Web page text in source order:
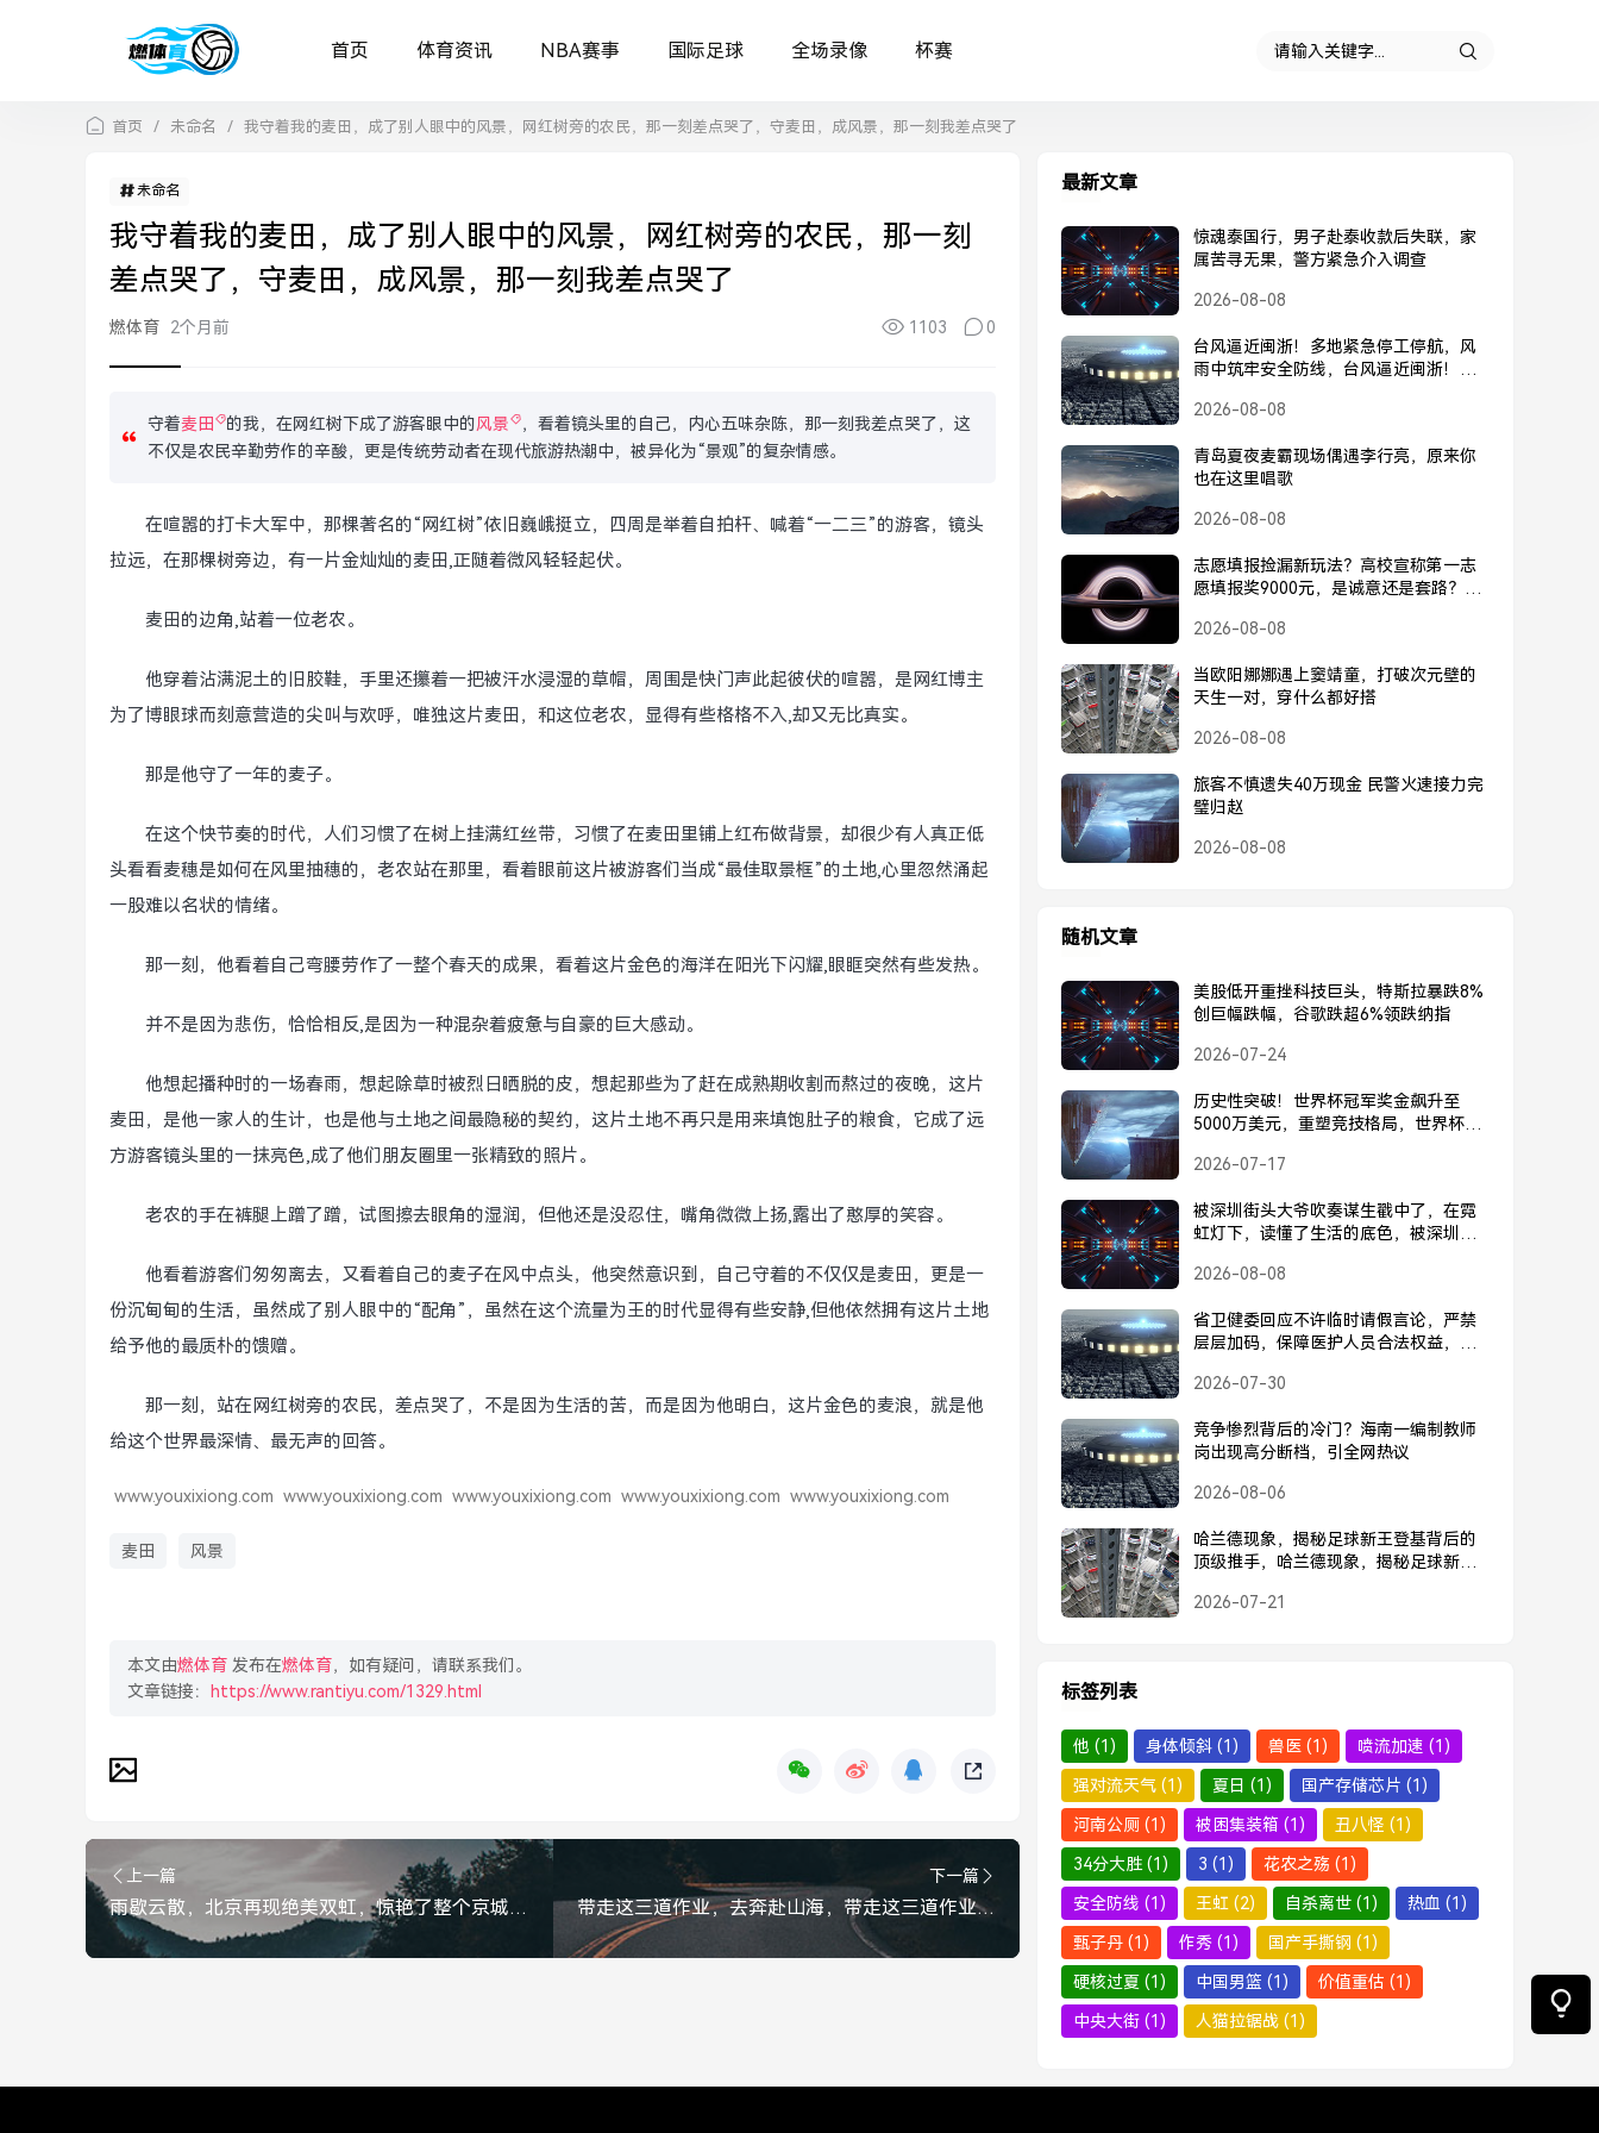
首页 体育资讯 NBA赛事 国际足球 全场录像 杯赛
首页 / 未命名 / 我守着我的麦田，成了别人眼中的风景，网红树旁的农民，那一刻差点哭了，守麦田，成风景，那一刻我差点哭了
未命名
我守着我的麦田，成了别人眼中的风景，网红树旁的农民，那一刻
差点哭了，守麦田，成风景，那一刻我差点哭了
燃体育 2个月前 1103 0
守着麦田 的我，在网红树下成了游客眼中的风景
，看着镜头里的自己，内心五味杂陈，那一刻我差点哭了，这
不仅是农民辛勤劳作的辛酸，更是传统劳动者在现代旅游热潮中，被异化为“景观”的复杂情感。
在喧嚣的打卡大军中，那棵著名的“网红树”依旧巍峨挺立，四周是举着自拍杆、喊着“一二三”的游客，镜头
拉远，在那棵树旁边，有一片金灿灿的麦田,正随着微风轻轻起伏。
麦田的边角,站着一位老农。
他穿着沾满泥土的旧胶鞋，手里还攥着一把被汗水浸湿的草帽，周围是快门声此起彼伏的喧嚣，是网红博主
为了博眼球而刻意营造的尖叫与欢呼，唯独这片麦田，和这位老农，显得有些格格不入,却又无比真实。
那是他守了一年的麦子。
在这个快节奏的时代，人们习惯了在树上挂满红丝带，习惯了在麦田里铺上红布做背景，却很少有人真正低
头看看麦穗是如何在风里抽穗的，老农站在那里，看着眼前这片被游客们当成“最佳取景框”的土地,心里忽然涌起
一股难以名状的情绪。
那一刻，他看着自己弯腰劳作了一整个春天的成果，看着这片金色的海洋在阳光下闪耀,眼眶突然有些发热。
并不是因为悲伤，恰恰相反,是因为一种混杂着疲惫与自豪的巨大感动。
他想起播种时的一场春雨，想起除草时被烈日晒脱的皮，想起那些为了赶在成熟期收割而熬过的夜晚，这片
麦田，是他一家人的生计，也是他与土地之间最隐秘的契约，这片土地不再只是用来填饱肚子的粮食，它成了远
方游客镜头里的一抹亮色,成了他们朋友圈里一张精致的照片。
老农的手在裤腿上蹭了蹭，试图擦去眼角的湿润，但他还是没忍住，嘴角微微上扬,露出了憨厚的笑容。
他看着游客们匆匆离去，又看着自己的麦子在风中点头，他突然意识到，自己守着的不仅仅是麦田，更是一
份沉甸甸的生活，虽然成了别人眼中的“配角”，虽然在这个流量为王的时代显得有些安静,但他依然拥有这片土地
给予他的最质朴的馈赠。
那一刻，站在网红树旁的农民，差点哭了，不是因为生活的苦，而是因为他明白，这片金色的麦浪，就是他
给这个世界最深情、最无声的回答。
www.youxixiong.com www.youxixiong.com www.youxixiong.com www.youxixiong.com www.youxixiong.com
麦田 风景
本文由燃体育 发布在燃体育，如有疑问，请联系我们。
文章链接：
https://www.rantiyu.com/1329.html
上一篇
雨歇云散，北京再现绝美双虹，惊艳了整个京城，雨歇云散，北京再现绝美双虹惊艳全城
下一篇
带走这三道作业，去奔赴山海，带走这三道作业，去奔赴山海
最新文章
惊魂泰国行，男子赴泰收款后失联，家
属苦寻无果，警方紧急介入调查
2026-08-08
台风逼近闽浙！多地紧急停工停航，风
雨中筑牢安全防线，台风逼近闽浙！多
2026-08-08
青岛夏夜麦霸现场偶遇李行亮，原来你
也在这里唱歌
2026-08-08
志愿填报捡漏新玩法？高校宣称第一志
愿填报奖9000元，是诚意还是套路？高
套路？
2026-08-08
当欧阳娜娜遇上窦靖童，打破次元壁的
天生一对，穿什么都好搭
2026-08-08
旅客不慎遗失40万现金 民警火速接力完
璧归赵
2026-08-08
随机文章
美股低开重挫科技巨头，特斯拉暴跌8%
创巨幅跌幅，谷歌跌超6%领跌纳指
2026-07-24
历史性突破！世界杯冠军奖金飙升至
5000万美元，重塑竞技格局，世界杯冠
重塑竞技格局
2026-07-17
被深圳街头大爷吹奏谋生戳中了，在霓
虹灯下，读懂了生活的底色，被深圳街
2026-08-08
省卫健委回应不许临时请假言论，严禁
层层加码，保障医护人员合法权益，省
层加码，保障医护人员合法权益
2026-07-30
竞争惨烈背后的冷门？海南一编制教师
岗出现高分断档，引全网热议
2026-08-06
哈兰德现象，揭秘足球新王登基背后的
顶级推手，哈兰德现象，揭秘足球新王
2026-07-21
标签列表
他 (1) 身体倾斜 (1) 兽医 (1) 喷流加速 (1)
强对流天气 (1) 夏日 (1) 国产存储芯片 (1)
河南公厕 (1) 被困集装箱 (1) 丑八怪 (1)
34分大胜 (1) 3 (1) 花农之殇 (1)
安全防线 (1) 王虹 (2) 自杀离世 (1) 热血 (1)
甄子丹 (1) 作秀 (1) 国产手撕钢 (1)
硬核过夏 (1) 中国男篮 (1) 价值重估 (1)
中央大街 (1) 人猫拉锯战 (1)